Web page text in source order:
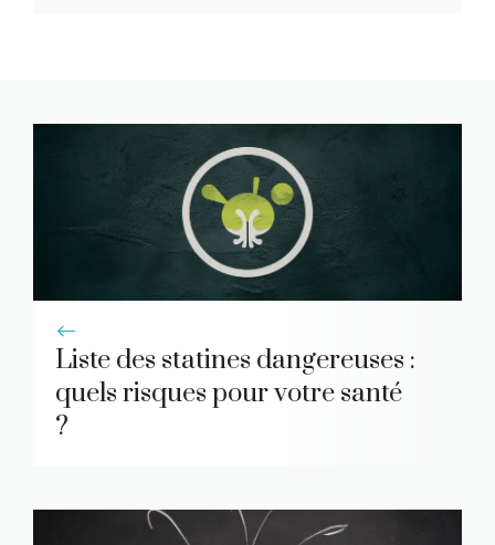
Liste des statines dangereuses :
quels risques pour votre santé
?